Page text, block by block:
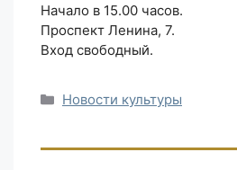
Начало в 15.00 часов.
Проспект Ленина, 7.
Вход свободный.
Рубрики
Новости культуры